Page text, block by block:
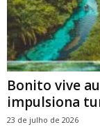
Bonito vive
impulsiona
23 de julho de 2026